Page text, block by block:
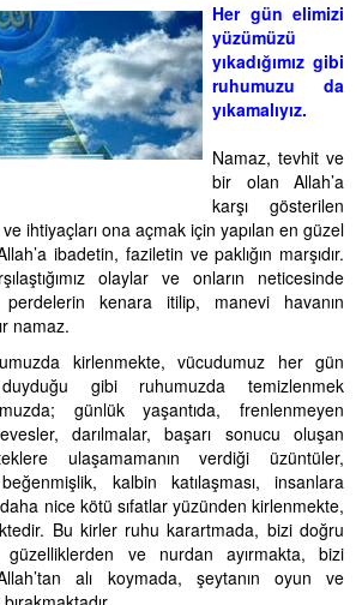
Her gün elimizi
yüzümüzü
yıkadığımız gibi
ruhumuzu da
yıkamalıyız.
Namaz, tevhit ve
bir olan Allah’a
karşı gösterilen
ihtiyaçları ona açmak için yapılan en güzel
ibadetin, faziletin ve paklığın marşıdır.
olaylar ve onların neticesinde
kenara itilip, manevi havanın
namaz.
kirlenmekte, vücudumuz her gün
gibi ruhumuzda temizlenmek
günlük yaşantıda, frenlenmeyen
darılmalar, başarı sonucu oluşan
ulaşamamanın verdiği üzüntüler,
kalbin katılaşması, insanlara
nice kötü sıfatlar yüzünden kirlenmekte,
Bu kirler ruhu karartmada, bizi doğru
güzelliklerden ve nurdan ayırmakta, bizi
alı koymada, şeytanın oyun ve